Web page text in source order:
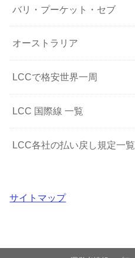
バリ・プーケット・セブ
オーストラリア
LCCで格安世界一周
LCC 国際線 一覧
LCC各社の払い戻し規定一覧
サイトマップ